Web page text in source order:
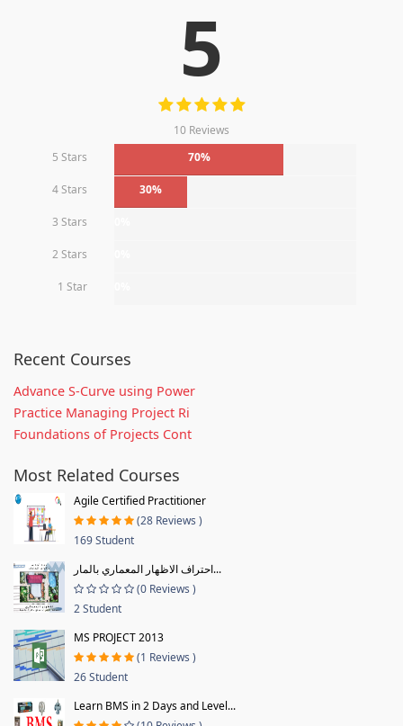
5
10 Reviews
5 Stars
70%
4 Stars 30%
3 Stars
2 Stars
1 Star
Recent Courses
Advance S-Curve using Power
Practice Managing Project Ri
Foundations of Projects Cont
Most Related Courses
Agile Certified Practitioner
(28 Reviews )
169 Student
احتراف الاظهار المعماري بالمار...
(0 Reviews )
2 Student
MS PROJECT 2013
(1 Reviews )
26 Student
Learn BMS in 2 Days and Level...